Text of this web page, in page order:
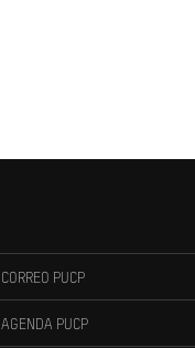
CORREO PUCP
AGENDA PUCP